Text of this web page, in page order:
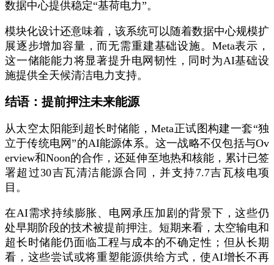
数据中心提供稳定“基荷电力”。
模块化设计还意味着，该系统可以随着数据中心规模扩
展逐步增加容量，而无需重建基础设施。Meta表示，
这一储能能力将显著提升电网韧性，同时为AI基础设
施提供全天候清洁电力支持。
结语：提前押注未来能源
从太空太阳能到超长时储能，Meta正试图构建一套“独
立于传统电网”的AI能源体系。这一战略不仅包括与Ov
erview和Noon的合作，还延伸至地热和核能，累计已签
署超过30吉瓦清洁能源合同，并支持7.7吉瓦核电项
目。
在AI需求持续膨胀、电网承压加剧的背景下，这些仍
处早期阶段的技术被提前押注。短期来看，太空输电和
超长时储能仍面临工程与成本的不确定性；但从长期
看，这些尝试或将重塑能源供给方式，使AI增长不再